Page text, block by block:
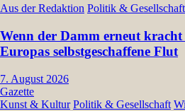
Aus der Redaktion Politik & Gesellschaft
Wenn der Damm erneut
Europas selbstgeschaffene Flut
7. August 2026
Gazette
Kunst & Kultur Politik & Gesellschaft